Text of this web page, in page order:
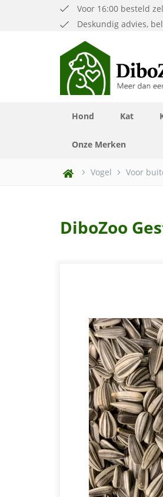
Voor 16:00 besteld
Deskundig advies,
Hond Kat
Onze Merken
Vogel Voor
DiboZoo